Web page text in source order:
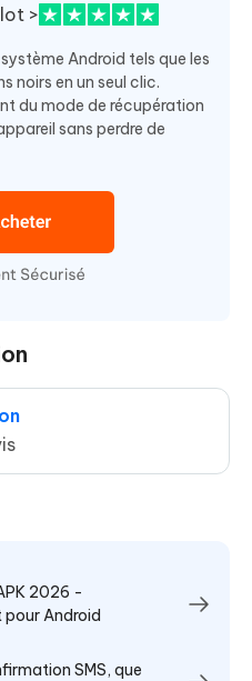
>
Android tels que les
noirs en un seul clic.
du mode de récupération
sans perdre de
2026 -
Android
SMS, que